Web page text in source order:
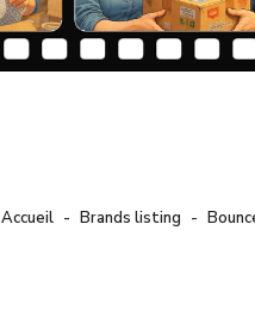
Accueil Brands listing